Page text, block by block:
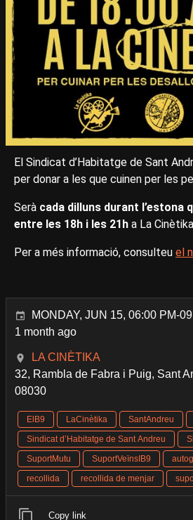
El Sindicat d’Habitatge de Sant
per donar a les que cuinen per les
Serà cada dilluns durant l’estona
entre les 18h i les 21h a La
Per a més informació, consulteu el
MONDAY, JUN 15, 06:00 PM-
1 month ago
LA CINÈTIKA
32, Rambla de Fabra i Puig, Sant
08030
ElB9 LaCinètika SantAndreu
Sindicat d’Habitatge de Sant Andreu
SuportMutu
SuportVeïnsIB9
recollida
recollida de menjar
Copy link